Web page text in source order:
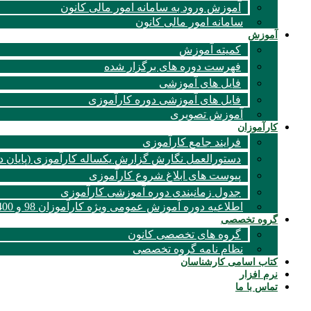
آموزش ورود به سامانه امور مالی کانون
سامانه امور مالی کانون
آموزش
کمیته آموزش
فهرست دوره های برگزار شده
فایل های آموزشی
فایل های آموزشی دوره کارآموزی
آموزش تصویری
کارآموزان
فرایند جامع کارآموزی
دستورالعمل نگارش گزارش یکساله کارآموزی (پایان
پیوست های ابلاغ شروع کارآموزی
جدول زمانبندی دوره آموزشی کارآموزی
اطلاعیه دوره آموزش عمومی ویژه کارآموزان 98 و 1400
گروه تخصصی
گروه های تخصصی کانون
نظام نامه گروه تخصصی
کتاب اسامی کارشناسان
نرم افزار
تماس با ما